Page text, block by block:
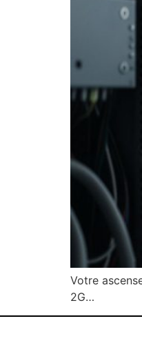
Votre
2G…